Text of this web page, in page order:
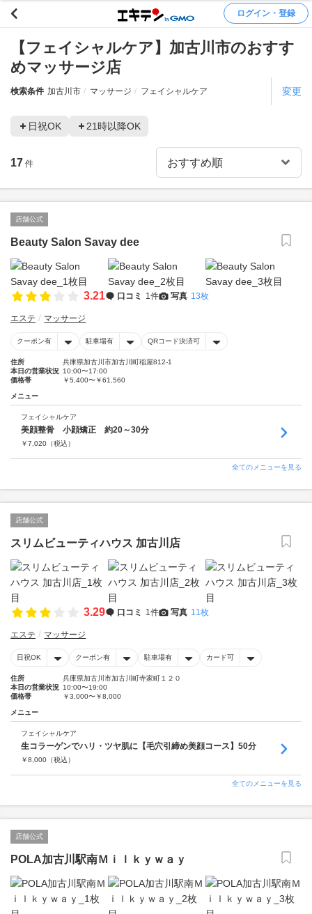
ログイン・登録
【フェイシャルケア】加古川市のおすす
めマッサージ店
検索条件 加古川市 マッサージ フェイシャルケア 変更
日祝OK 21時以降OK
17 件
店舗公式
Beauty Salon Savay dee
3.21 口コミ 1件 写真 13枚
エステ マッサージ
クーポン有 駐車場有 QRコード決済可
住所
兵庫県加古川市加古川町稲屋812-1
本日の営業状況 10:00〜17:00
価格帯
￥5,400〜￥61,560
メニュー
フェイシャルケア
美顔整骨 小顔矯正 約20～30分
￥7,020 （税込）
全てのメニューを見る
店舗公式
スリムビューティハウス 加古川店
3.29 口コミ 1件 写真 11枚
エステ マッサージ
日祝OK クーポン有 駐車場有 カード可
住所
兵庫県加古川市加古川町寺家町１２０
本日の営業状況 10:00〜19:00
価格帯
￥3,000〜￥8,000
メニュー
フェイシャルケア
生コラーゲンでハリ・ツヤ肌に【毛穴引締め美顔コース】50分
￥8,000 （税込）
全てのメニューを見る
店舗公式
POLA加古川駅南Ｍｉｌｋｙｗａｙ